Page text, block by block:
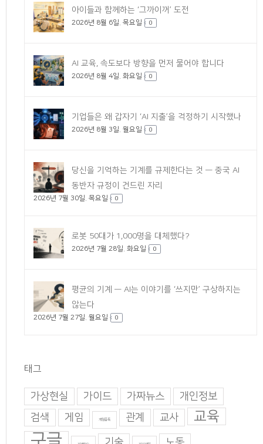
아이들과 함께하는 ‘그까이꺼’ 도전
2026년 8월 6일. 목요일 0
AI 교육, 속도보다 방향을 먼저 물어야 합니다
2026년 8월 4일. 화요일 0
기업들은 왜 갑자기 ‘AI 지출’을 걱정하기 시작했나
2026년 8월 3일. 월요일 0
당신을 기억하는 기계를 규제한다는 것 — 중국 AI
동반자 규정이 건드린 자리
2026년 7월 30일. 목요일 0
로봇 50대가 1,000명을 대체했다?
2026년 7월 28일. 화요일 0
평균의 기계 — AI는 이야기를 ‘쓰지만’ 구상하지는
않는다
2026년 7월 27일. 월요일 0
태그
가상현실 가이드 가짜뉴스
개인정보
검색
게임 게임중독 관계 교사 교육